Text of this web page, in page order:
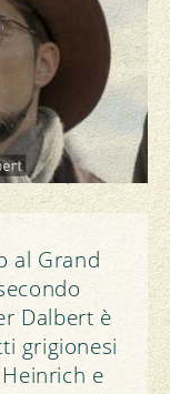
al Grand
Dalbert è
grigionesi
e